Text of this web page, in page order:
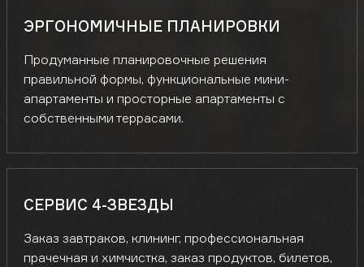
ЭРГОНОМИЧНЫЕ ПЛАНИРОВКИ
Продуманные планировочные решения
правильной формы, функциональные мини-
апартаменты и просторные апартаменты с
собственными террасами.
СЕРВИС 4-ЗВЕЗДЫ
Заказ завтраков, клининг, профессиональная
прачечная и химчистка, заказ продуктов, билетов,